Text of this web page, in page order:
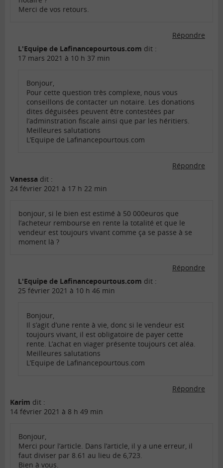
Merci de vos retours.
Répondre
L'Equipe de Lafinancepourtous.com dit :
17 mars 2021 à 10 h 37 min
Bonjour,
Pour cette question très complexe, nous vous
conseillons de contacter un notaire. Les donations
dites déguisées peuvent être contestées par
l’adminstration fiscale ainsi que par les héritiers.
Meilleures salutations
L’Equipe de Lafinancepourtous.com
Répondre
Vanessa dit :
24 février 2021 à 17 h 22 min
bonjour, si le bien est estimé à 50 000euros que
l’acheteur rembourse en rente la totalité et que le
vendeur est toujours vivant comme ça se passe à se
moment là ?
Répondre
L'Equipe de Lafinancepourtous.com dit :
25 février 2021 à 10 h 46 min
Bonjour,
Il s’agit d’une rente à vie, donc si le vendeur est
toujours vivant, il est obligatoire de payer cette
rente. L’achat en viager présente toujours cet aléa.
Meilleures salutations
L’Equipe de Lafinancepourtous.com
Répondre
Karim dit :
14 février 2021 à 8 h 49 min
Bonjour,
Merci pour l’article. Dans l’article, il y a une erreur, il
faut diviser par 8.61 au lieu de 6,723.
Bien à vous.